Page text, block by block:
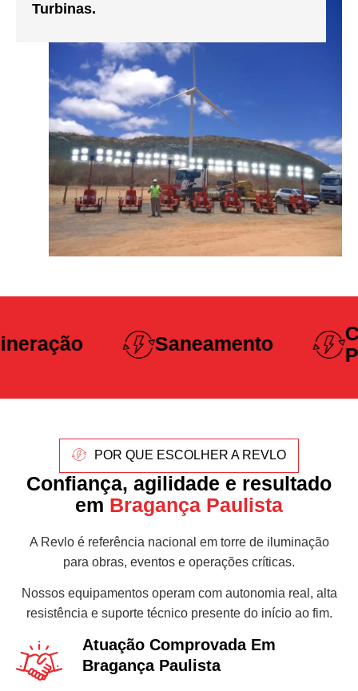
Turbinas.
Saneamento
Construção
Pesada
POR QUE ESCOLHER A REVLO
Confiança, agilidade e resultado
em Bragança Paulista
A Revlo é referência nacional em torre de iluminação
para obras, eventos e operações críticas.
Nossos equipamentos operam com autonomia real, alta
resistência e suporte técnico presente do início ao fim.
Atuação Comprovada Em
Bragança Paulista